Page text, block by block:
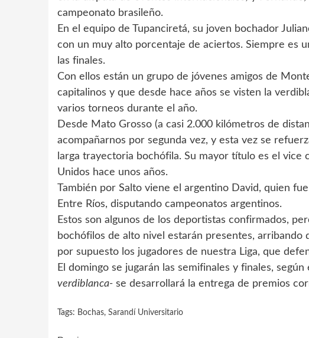
campeonato brasileño.
En el equipo de Tupanciretá, su joven bochador
con un muy alto porcentaje de aciertos. Siempre es
las finales.
Con ellos están un grupo de jóvenes amigos de
capitalinos y que desde hace años se visten la
varios torneos durante el año.
Desde Mato Grosso (a casi 2.000 kilómetros de
acompañarnos por segunda vez, y esta vez se
larga trayectoria bochófila. Su mayor título es el vice
Unidos hace unos años.
También por Salto viene el argentino David, quien
Entre Ríos, disputando campeonatos argentinos.
Estos son algunos de los deportistas confirmados,
bochófilos de alto nivel estarán presentes, arribando
por supuesto los jugadores de nuestra Liga, que
El domingo se jugarán las semifinales y finales,
verdiblanca- se desarrollará la entrega de premios
Tags: Bochas, Sarandí Universitario